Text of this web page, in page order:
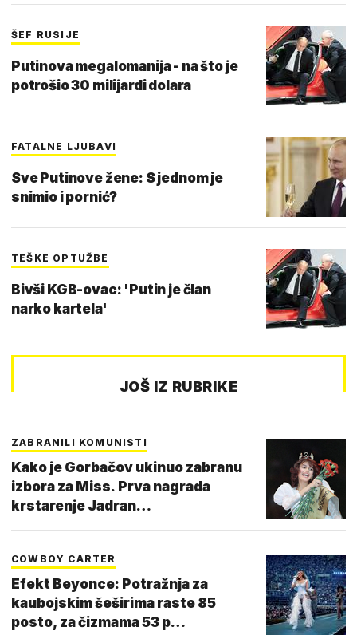
ŠEF RUSIJE
Putinova megalomanija - na što je
potrošio 30 milijardi dolara
FATALNE LJUBAVI
Sve Putinove žene: S jednom je
snimio i pornić?
TEŠKE OPTUŽBE
Bivši KGB-ovac: 'Putin je član
narko kartela'
JOŠ IZ RUBRIKE
ZABRANILI KOMUNISTI
Kako je Gorbačov ukinuo zabranu
izbora za Miss. Prva nagrada
krstarenje Jadran…
COWBOY CARTER
Efekt Beyonce: Potražnja za
kaubojskim šeširima raste 85
posto, za čizmama 53 p…